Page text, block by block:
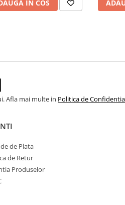
IN COS
Afla mai multe in Politica de
de Plata
de Retur
Produselor